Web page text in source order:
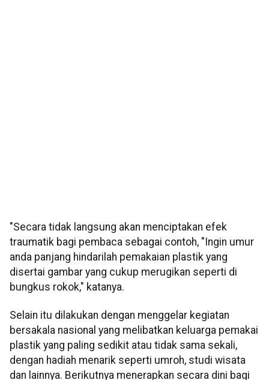
"Secara tidak langsung akan menciptakan efek
traumatik bagi pembaca sebagai contoh, "Ingin umur
anda panjang hindarilah pemakaian plastik yang
disertai gambar yang cukup merugikan seperti di
bungkus rokok," katanya.
Selain itu dilakukan dengan menggelar kegiatan
bersakala nasional yang melibatkan keluarga pemakai
plastik yang paling sedikit atau tidak sama sekali,
dengan hadiah menarik seperti umroh, studi wisata
dan lainnya. Berikutnya menerapkan secara dini bagi